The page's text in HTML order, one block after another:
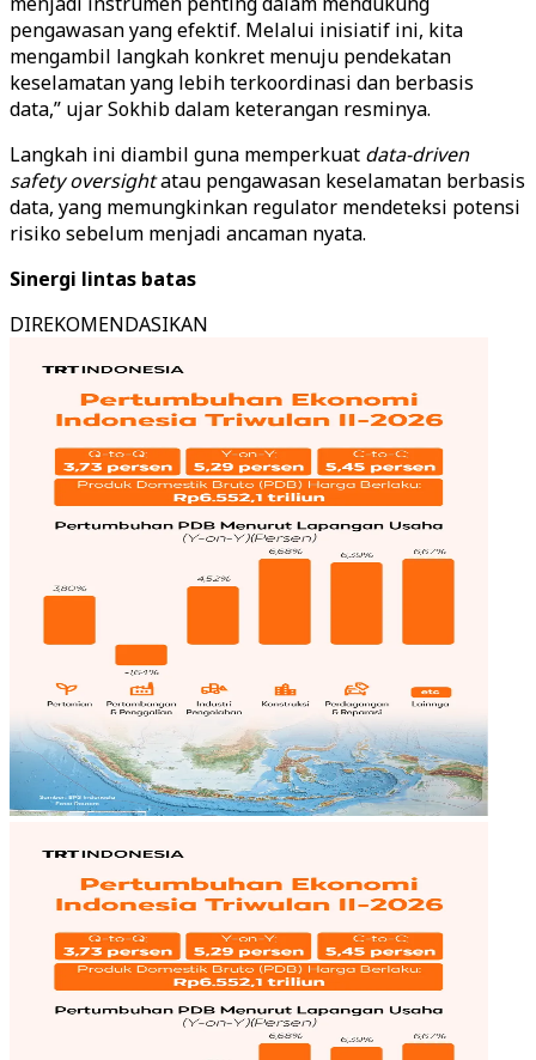
pengawasan yang efektif. Melalui inisiatif ini, kita
mengambil langkah konkret menuju pendekatan
keselamatan yang lebih terkoordinasi dan berbasis
data,” ujar Sokhib dalam keterangan resminya.
Langkah ini diambil guna memperkuat data-driven
safety oversightatau pengawasan keselamatan berbasis
data, yang memungkinkan regulator mendeteksi potensi
risiko sebelum menjadi ancaman nyata.
Sinergi lintas batas
DIREKOMENDASIKAN